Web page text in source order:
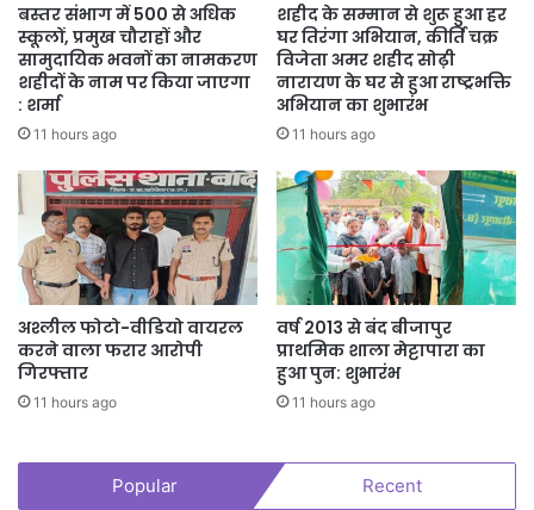
बस्तर संभाग में 500 से अधिक
स्कूलों, प्रमुख चौराहों और
सामुदायिक भवनों का नामकरण
शहीदों के नाम पर किया जाएगा
: शर्मा
11 hours ago
शहीद के सम्मान से शुरू हुआ हर
घर तिरंगा अभियान, कीर्ति चक्र
विजेता अमर शहीद सोढ़ी
नारायण के घर से हुआ राष्ट्रभक्ति
अभियान का शुभारंभ
11 hours ago
अश्लील फोटो-वीडियो वायरल
करने वाला फरार आरोपी
गिरफ्तार
11 hours ago
वर्ष 2013 से बंद बीजापुर
प्राथमिक शाला मेट्टापारा का
हुआ पुन: शुभारंभ
11 hours ago
Popular Recent